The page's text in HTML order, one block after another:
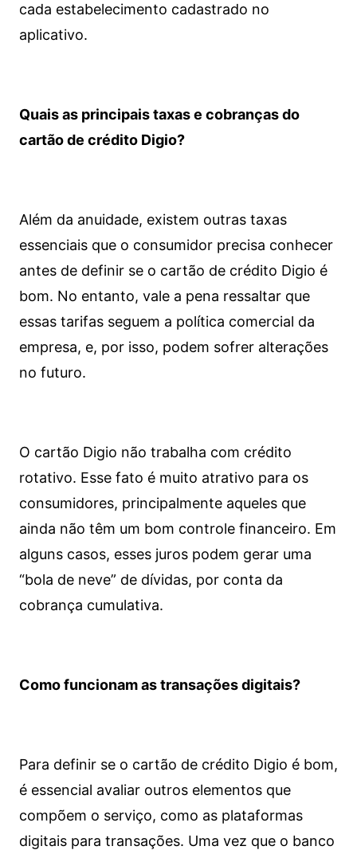
cada estabelecimento cadastrado no
aplicativo.
Quais as principais taxas e cobranças do
cartão de crédito Digio?
Além da anuidade, existem outras taxas
essenciais que o consumidor precisa conhecer
antes de definir se o cartão de crédito Digio é
bom. No entanto, vale a pena ressaltar que
essas tarifas seguem a política comercial da
empresa, e, por isso, podem sofrer alterações
no futuro.
O cartão Digio não trabalha com crédito
rotativo. Esse fato é muito atrativo para os
consumidores, principalmente aqueles que
ainda não têm um bom controle financeiro. Em
alguns casos, esses juros podem gerar uma
“bola de neve” de dívidas, por conta da
cobrança cumulativa.
Como funcionam as transações digitais?
Para definir se o cartão de crédito Digio é bom,
é essencial avaliar outros elementos que
compõem o serviço, como as plataformas
digitais para transações. Uma vez que o banco